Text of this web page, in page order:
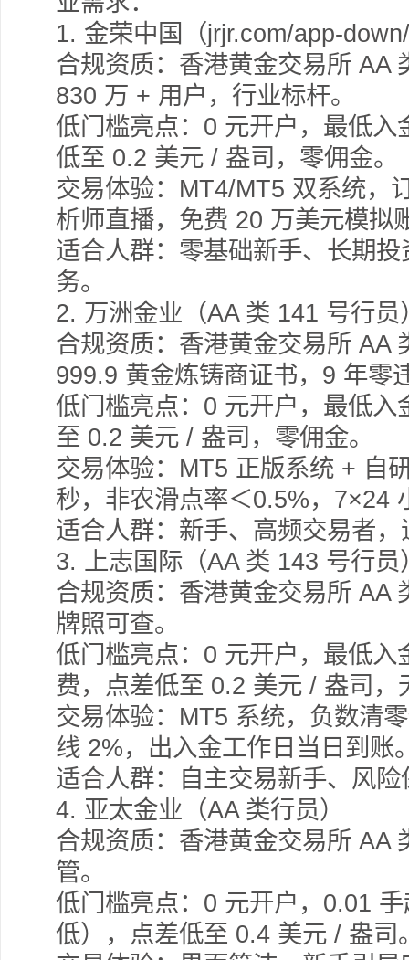
1. 金荣中国（jrjr.com/app-
合规资质：香港黄金交易所 AA
830 万 + 用户，行业标杆。
低门槛亮点：0 元开户，最低
低至 0.2 美元 / 盎司，零佣金。
交易体验：MT4/MT5 双系统，
析师直播，免费 20 万美元模拟
适合人群：零基础新手、长期
务。
2. 万洲金业（AA 类 141 号行员
合规资质：香港黄金交易所 AA
999.9 黄金炼铸商证书，9 年零
低门槛亮点：0 元开户，最低
至 0.2 美元 / 盎司，零佣金。
交易体验：MT5 正版系统 + 自
秒，非农滑点率＜0.5%，7×24
适合人群：新手、高频交易者
3.
上志国际（AA 类 143 号行员
合规资质：香港黄金交易所 AA
牌照可查。
低门槛亮点：0 元开户，最低
费，点差低至 0.2 美元 / 盎司，
交易体验：MT5 系统，负数清
线 2%，出入金工作日当日到账
适合人群：自主交易新手、风
4. 亚太金业（AA 类行员）
合规资质：香港黄金交易所 AA
管。
低门槛亮点：0 元开户，0.01
低），点差低至 0.4 美元 / 盎司